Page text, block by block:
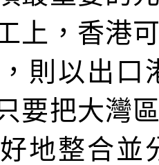
上，香港
則以出口
要把大灣
地整合並